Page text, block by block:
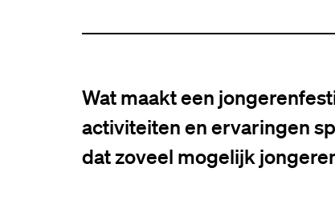
Wat maakt een
activiteiten en ervaringen
dat zoveel mogelijk